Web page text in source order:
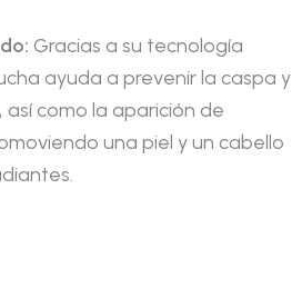
Gracias a su tecnología
ayuda a prevenir la caspa y
como la aparición de
una piel y un cabello